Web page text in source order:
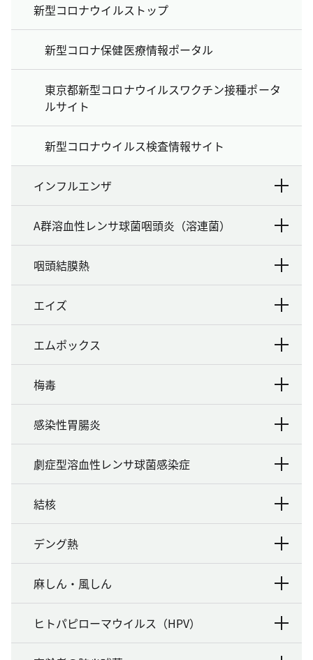
新型コロナウイルストップ
新型コロナ保健医療情報ポータル
東京都新型コロナウイルスワクチン接種ポータ
ルサイト
新型コロナウイルス検査情報サイト
インフルエンザ
A群溶血性レンサ球菌咽頭炎（溶連菌）
咽頭結膜熱
エイズ
エムポックス
梅毒
感染性胃腸炎
劇症型溶血性レンサ球菌感染症
結核
デング熱
麻しん・風しん
ヒトパピローマウイルス（HPV）